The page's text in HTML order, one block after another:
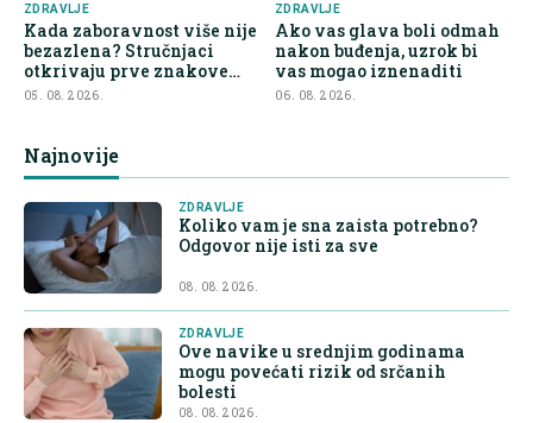
ZDRAVLJE
Kada zaboravnost više nije
bezazlena? Stručnjaci
otkrivaju prve znakove
demencije
05. 08. 2026.
ZDRAVLJE
Ako vas glava boli odmah
nakon buđenja, uzrok bi
vas mogao iznenaditi
06. 08. 2026.
Najnovije
ZDRAVLJE
Koliko vam je sna zaista potrebno?
Odgovor nije isti za sve
08. 08. 2026.
ZDRAVLJE
Ove navike u srednjim godinama
mogu povećati rizik od srčanih
bolesti
08. 08. 2026.